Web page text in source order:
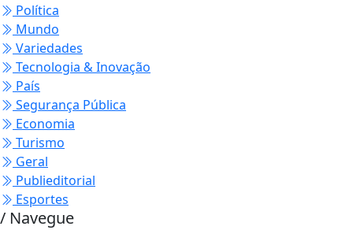
Política
Mundo
Variedades
Tecnologia & Inovação
País
Segurança Pública
Economia
Turismo
Geral
Publieditorial
Esportes
/ Navegue